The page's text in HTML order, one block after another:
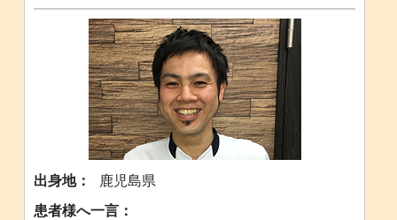
出身地：
鹿児島県
患者様へ一言：